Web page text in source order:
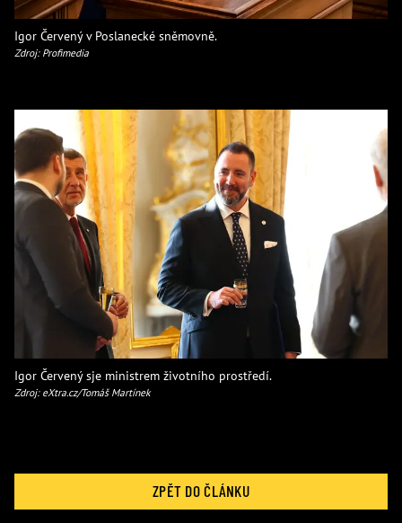
Igor Červený v Poslanecké sněmovně.
Zdroj: Profimedia
Igor Červený sje ministrem životního prostředí.
Zdroj: eXtra.cz/Tomáš Martínek
ZPĚT DO ČLÁNKU